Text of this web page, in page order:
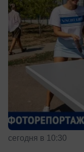
сегодня в 10:30